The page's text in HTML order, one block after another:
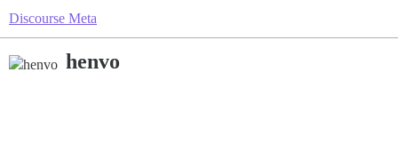
Discourse Meta
henvo